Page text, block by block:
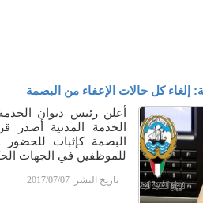
إلغاء كل حالات الإعفاء من البصمة
أعلن رئيس ديوان
الخدمة المدنية أصدر
البصمة كإثبات للحضور
للموظفين في الجهات
تاريخ النشر: 2017/07/07